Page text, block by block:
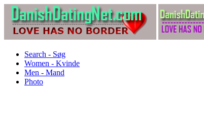
Search - Søg
Women - Kvinde
Men - Mand
Photo